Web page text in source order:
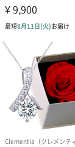
パッケージ内
同梱物